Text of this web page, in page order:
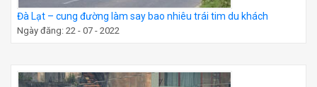
Đà Lạt – cung đường làm say bao nhiêu trái tim du khách
Ngày đăng: 22 - 07 - 2022